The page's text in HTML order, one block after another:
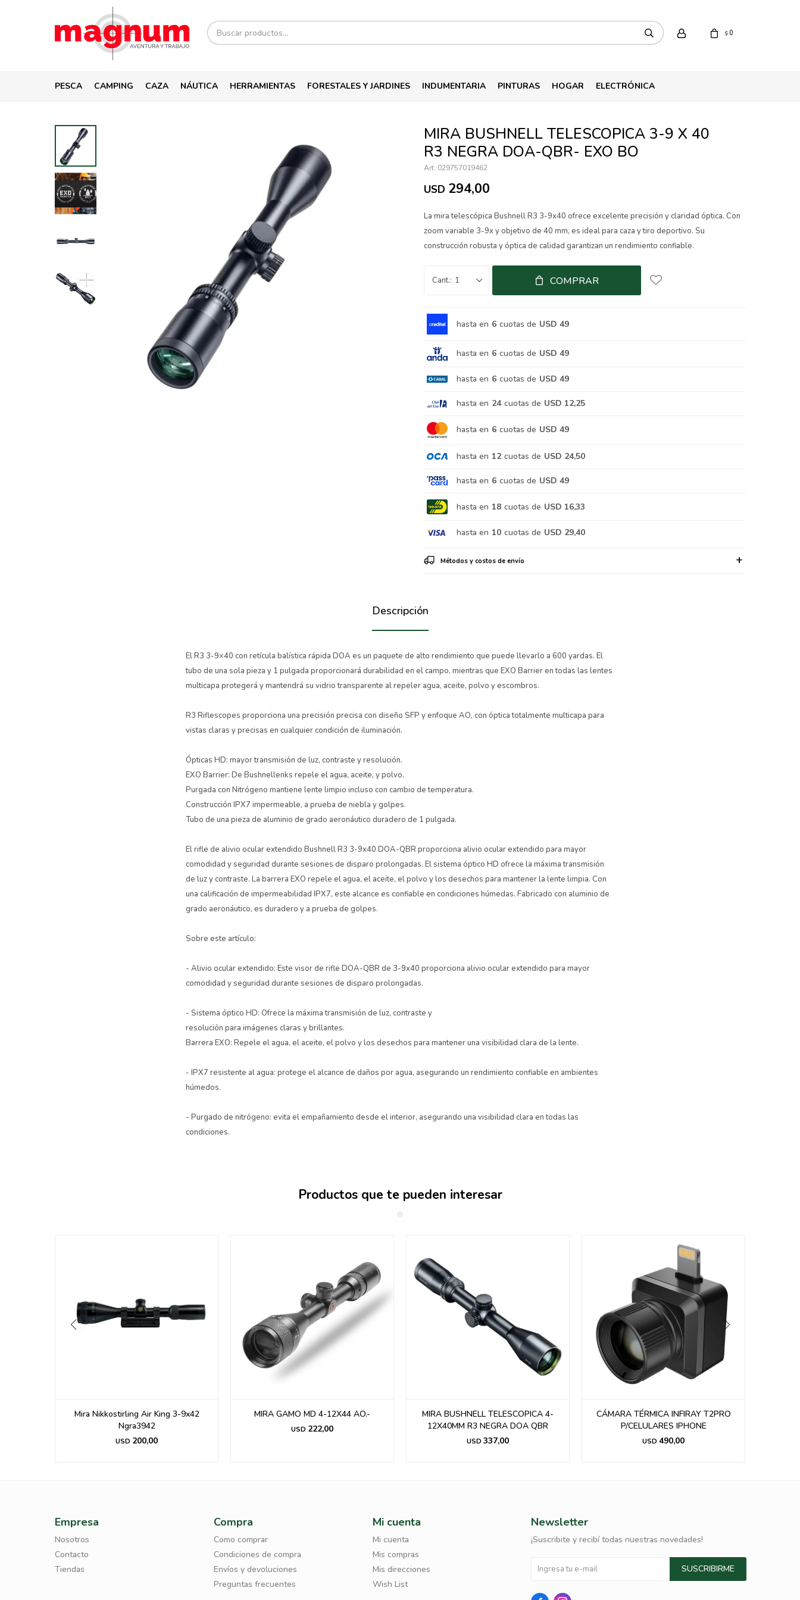
PESCA CAMPING CAZA NÁUTICA HERRAMIENTAS FORESTALES Y JARDINES INDUMENTARIA PINTURAS HOGAR ELECTRÓNICA
$ 0
MIRA BUSHNELL TELESCOPICA 3-9 X 40
R3 NEGRA DOA-QBR- EXO BO
029757019462
USD 294,00
La mira telescópica Bushnell R3 3-9x40 ofrece excelente precisión y claridad óptica. Con
zoom variable 3-9x y objetivo de 40 mm, es ideal para caza y tiro deportivo. Su
construcción robusta y óptica de calidad garantizan un rendimiento confiable.
1 COMPRAR
hasta en 6 cuotas de USD 49
hasta en 6 cuotas de USD 49
hasta en 6 cuotas de USD 49
hasta en 24 cuotas de USD 12,25
hasta en 6 cuotas de USD 49
hasta en 12 cuotas de USD 24,50
hasta en 6 cuotas de USD 49
hasta en 18 cuotas de USD 16,33
hasta en 10 cuotas de USD 29,40
Métodos y costos de envío
Descripción
El R3 3-9×40 con retícula balística rápida DOA es un paquete de alto rendimiento que puede llevarlo a 600 yardas. El
tubo de una sola pieza y 1 pulgada proporcionará durabilidad en el campo, mientras que EXO Barrier en todas las lentes
multicapa protegerá y mantendrá su vidrio transparente al repeler agua, aceite, polvo y escombros.
R3 Riflescopes proporciona una precisión precisa con diseño SFP y enfoque AO, con óptica totalmente multicapa para
vistas claras y precisas en cualquier condición de iluminación.
Ópticas HD: mayor transmisión de luz, contraste y resolución.
EXO Barrier: De Bushnellenks repele el agua, aceite, y polvo.
Purgada con Nitrógeno mantiene lente limpio incluso con cambio de temperatura.
Construcción IPX7 impermeable, a prueba de niebla y golpes.
Tubo de una pieza de aluminio de grado aeronáutico duradero de 1 pulgada.
El rifle de alivio ocular extendido Bushnell R3 3-9x40 DOA-QBR proporciona alivio ocular extendido para mayor
comodidad y seguridad durante sesiones de disparo prolongadas. El sistema óptico HD ofrece la máxima transmisión
de luz y contraste. La barrera EXO repele el agua, el aceite, el polvo y los desechos para mantener la lente limpia. Con
una calificación de impermeabilidad IPX7, este alcance es confiable en condiciones húmedas. Fabricado con aluminio de
grado aeronáutico, es duradero y a prueba de golpes.
Sobre este artículo:
- Alivio ocular extendido: Este visor de rifle DOA-QBR de 3-9x40 proporciona alivio ocular extendido para mayor
comodidad y seguridad durante sesiones de disparo prolongadas.
- Sistema óptico HD: Ofrece la máxima transmisión de luz, contraste y
resolución para imágenes claras y brillantes.
Barrera EXO: Repele el agua, el aceite, el polvo y los desechos para mantener una visibilidad clara de la lente.
- IPX7 resistente al agua: protege el alcance de daños por agua, asegurando un rendimiento confiable en ambientes
húmedos.
- Purgado de nitrógeno: evita el empañamiento desde el interior, asegurando una visibilidad clara en todas las
condiciones.
Productos que te pueden interesar
MIRA GAMO MD 4-12X44 AO.-
USD 222,00
MIRA BUSHNELL TELESCOPICA 4-
12X40MM R3 NEGRA DOA QBR
CÁMARA TÉRMICA INFIRAY T2PRO
P/CELULARES IPHONE
USD 490,00
MIRA BUSHNELL TELESCOPICA 3-9X50
R5 NEGRA SIDE FOCUS ILUM
USD 547,00
Empresa
Nosotros
Contacto
Tiendas
Compra
Como comprar
Condiciones de compra
Envíos y devoluciones
Preguntas frecuentes
Mi cuenta
Mi cuenta
Mis compras
Mis direcciones
Wish List
Newsletter
¡Suscribite y recibí todas nuestras novedades!
SUSCRIBIRME